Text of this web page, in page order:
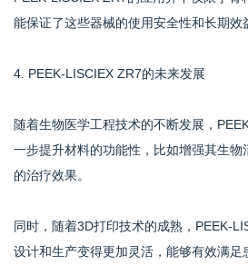
能保证了这些器械的使用安全性和长期效
4. PEEK-LISCIEX ZR7的未来发展
随着生物医学工程技术的不断发展，
一步提升材料的功能性，比如增强其生
的治疗效果。
同时，随着3D打印技术的成熟，PEEK-
设计和生产变得更加灵活，能够有效满